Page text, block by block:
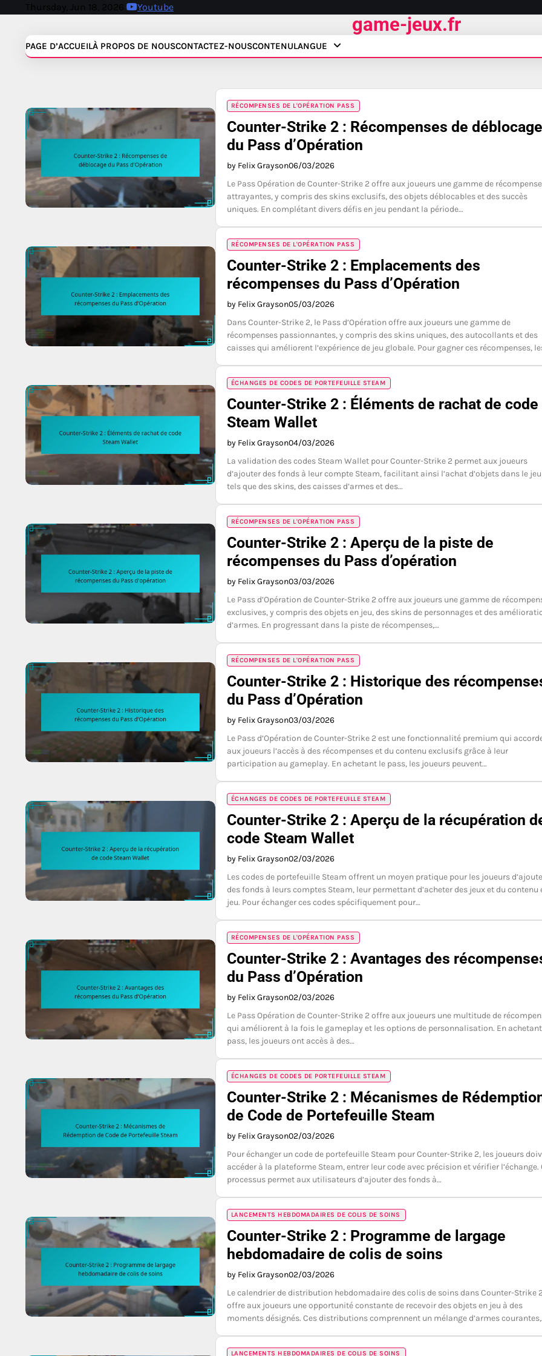
Thursday, Jun 18, 2026 Youtube
game-jeux.fr
PAGE D’ACCUEILÀ PROPOS DE NOUSCONTACTEZ-NOUSCONTENULANGUE
RÉCOMPENSES DE L'OPÉRATION PASS
Counter-Strike 2 : Récompenses de déblocage
du Pass d’Opération
by Felix Grayson06/03/2026
Le Pass Opération de Counter-Strike 2 offre aux joueurs une gamme de
attrayantes, y compris des skins exclusifs, des objets déblocables et des succès
uniques. En complétant divers défis en jeu pendant la période…
RÉCOMPENSES DE L'OPÉRATION PASS
Counter-Strike 2 : Emplacements des
récompenses du Pass d’Opération
by Felix Grayson05/03/2026
Dans Counter-Strike 2, le Pass d’Opération offre aux joueurs une gamme de
récompenses passionnantes, y compris des skins uniques, des autocollants et des
caisses qui améliorent l’expérience de jeu globale. Pour gagner ces récompenses,
ÉCHANGES DE CODES DE PORTEFEUILLE STEAM
Counter-Strike 2 : Éléments de rachat de code
Steam Wallet
by Felix Grayson04/03/2026
La validation des codes Steam Wallet pour Counter-Strike 2 permet aux joueurs
d’ajouter des fonds à leur compte Steam, facilitant ainsi l’achat d’objets dans le jeu
tels que des skins, des caisses d’armes et des…
RÉCOMPENSES DE L'OPÉRATION PASS
Counter-Strike 2 : Aperçu de la piste de
récompenses du Pass d’opération
by Felix Grayson03/03/2026
Le Pass d’Opération de Counter-Strike 2 offre aux joueurs une gamme de
exclusives, y compris des objets en jeu, des skins de personnages et des
d’armes. En progressant dans la piste de récompenses,…
RÉCOMPENSES DE L'OPÉRATION PASS
Counter-Strike 2 : Historique des
du Pass d’Opération
by Felix Grayson03/03/2026
Le Pass d’Opération de Counter-Strike 2 est une fonctionnalité premium qui
aux joueurs l’accès à des récompenses et du contenu exclusifs grâce à leur
participation au gameplay. En achetant le pass, les joueurs peuvent…
ÉCHANGES DE CODES DE PORTEFEUILLE STEAM
Counter-Strike 2 : Aperçu de la récupération
code Steam Wallet
by Felix Grayson02/03/2026
Les codes de portefeuille Steam offrent un moyen pratique pour les joueurs
des fonds à leurs comptes Steam, leur permettant d’acheter des jeux et du contenu
jeu. Pour échanger ces codes spécifiquement pour…
RÉCOMPENSES DE L'OPÉRATION PASS
Counter-Strike 2 : Avantages des
du Pass d’Opération
by Felix Grayson02/03/2026
Le Pass Opération de Counter-Strike 2 offre aux joueurs une multitude de
qui améliorent à la fois le gameplay et les options de personnalisation. En
pass, les joueurs ont accès à des…
ÉCHANGES DE CODES DE PORTEFEUILLE STEAM
Counter-Strike 2 : Mécanismes de
de Code de Portefeuille Steam
by Felix Grayson02/03/2026
Pour échanger un code de portefeuille Steam pour Counter-Strike 2, les joueurs
accéder à la plateforme Steam, entrer leur code avec précision et vérifier l’échange.
processus permet aux utilisateurs d’ajouter des fonds à…
LANCEMENTS HEBDOMADAIRES DE COLIS DE SOINS
Counter-Strike 2 : Programme de largage
hebdomadaire de colis de soins
by Felix Grayson02/03/2026
Le calendrier de distribution hebdomadaire des colis de soins dans Counter-Strike 2
offre aux joueurs une opportunité constante de recevoir des objets en jeu à des
moments désignés. Ces distributions comprennent un mélange d’armes
LANCEMENTS HEBDOMADAIRES DE COLIS DE SOINS